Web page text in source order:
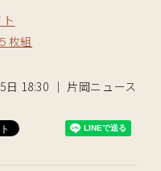
枚組
日 18:30 ｜ 片岡ニュース